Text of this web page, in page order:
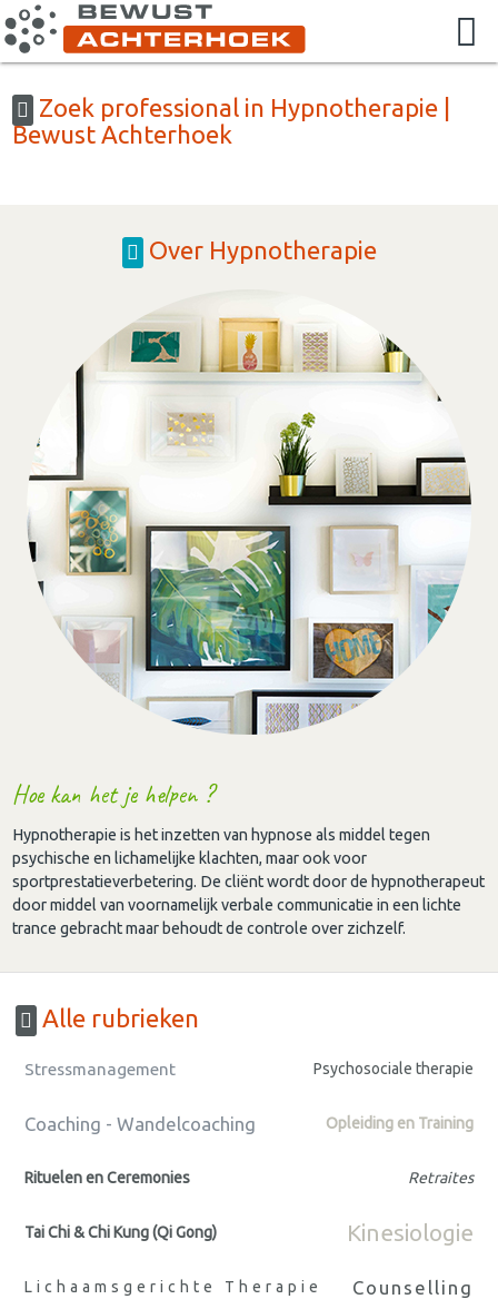
Zoek professional in Hypnotherapie |
Bewust Achterhoek
Over Hypnotherapie
Hoe kan het je helpen ?
Hypnotherapie is het inzetten van hypnose als middel tegen
psychische en lichamelijke klachten, maar ook voor
sportprestatieverbetering. De cliënt wordt door de hypnotherapeut
door middel van voornamelijk verbale communicatie in een lichte
trance gebracht maar behoudt de controle over zichzelf.
Alle rubrieken
Stressmanagement Psychosociale therapie
Coaching - Wandelcoaching Opleiding en Training
Rituelen en Ceremonies Retraites
Tai Chi & Chi Kung (Qi Gong) Kinesiologie
Lichaamsgerichte Therapie Counselling